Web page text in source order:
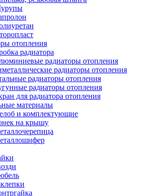
отопления
радиатора
радиаторы отопления
радиаторы отопления
радиаторы отопления
радиаторы отопления
для радиатора отопления
материалы
и комплектующие
на крышу